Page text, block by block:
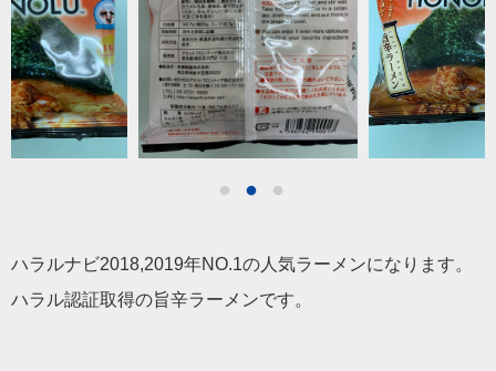
ハラルナビ2018,2019年NO.1の人気ラーメンになります。
ハラル認証取得の旨辛ラーメンです。